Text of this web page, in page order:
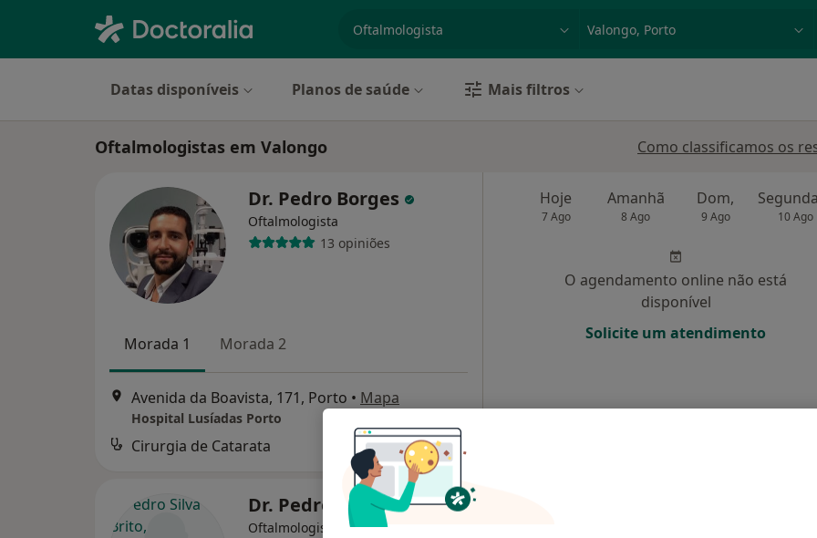
Datas disponíveis Planos de saúde Mais filtros
Oftalmologistas em Valongo Como classificamos os
Dr. Pedro Borges
Oftalmologista
13 opiniões
Morada 1 Morada 2
Avenida da Boavista, 171, Porto • Mapa
Hospital Lusíadas Porto
Cirurgia de Catarata 1 000 €
Hoje
7 Ago
Amanhã
8 Ago
Dom,
9 Ago 10 Ago
O agendamento online não está
disponível
Solicite um atendimento
Dr. Pedro Silva Brito
Oftalmologista